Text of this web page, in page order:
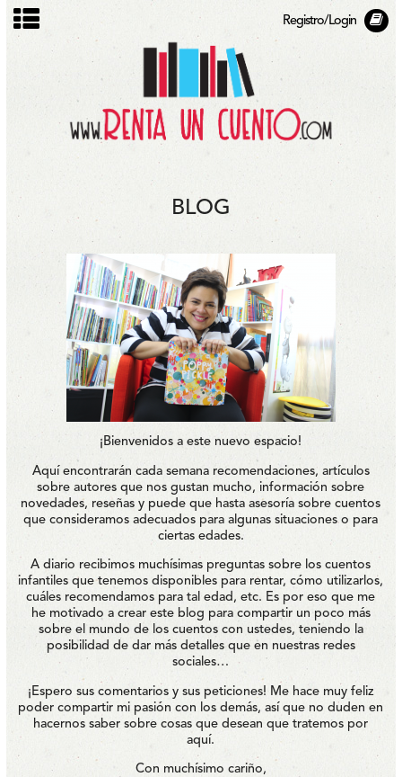
Registro/Login
BLOG
¡Bienvenidos a este nuevo espacio!
Aquí encontrarán cada semana recomendaciones, artículos
sobre autores que nos gustan mucho, información sobre
novedades, reseñas y puede que hasta asesoría sobre cuentos
que consideramos adecuados para algunas situaciones o para
ciertas edades.
A diario recibimos muchísimas preguntas sobre los cuentos
infantiles que tenemos disponibles para rentar, cómo utilizarlos,
cuáles recomendamos para tal edad, etc. Es por eso que me
he motivado a crear este blog para compartir un poco más
sobre el mundo de los cuentos con ustedes, teniendo la
posibilidad de dar más detalles que en nuestras redes
sociales…
¡Espero sus comentarios y sus peticiones! Me hace muy feliz
poder compartir mi pasión con los demás, así que no duden en
hacernos saber sobre cosas que desean que tratemos por
aquí.
Con muchísimo cariño,